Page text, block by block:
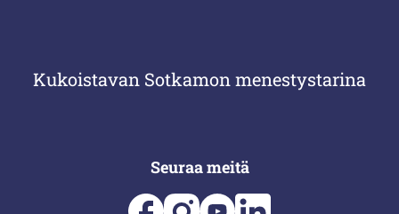
Kukoistavan Sotkamon menestystarina
Seuraa meitä